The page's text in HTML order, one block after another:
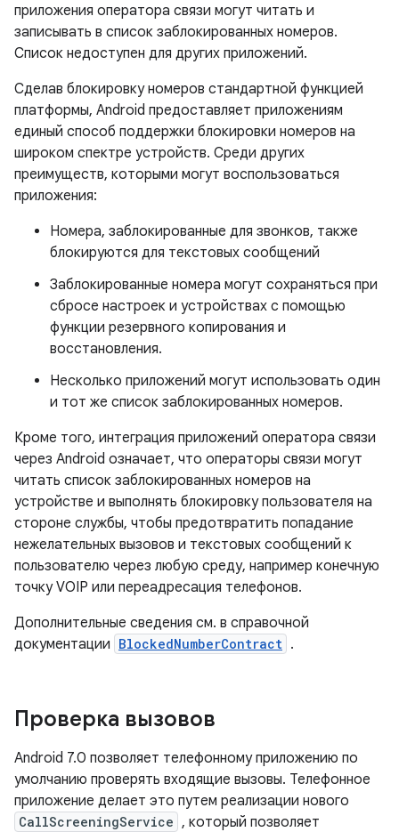
приложения оператора связи могут читать и
записывать в список заблокированных номеров.
Список недоступен для других приложений.
Сделав блокировку номеров стандартной функцией
платформы, Android предоставляет приложениям
единый способ поддержки блокировки номеров на
широком спектре устройств. Среди других
преимуществ, которыми могут воспользоваться
приложения:
Номера, заблокированные для звонков, также
блокируются для текстовых сообщений
Заблокированные номера могут сохраняться при
сбросе настроек и устройствах с помощью
функции резервного копирования и
восстановления.
Несколько приложений могут использовать один
и тот же список заблокированных номеров.
Кроме того, интеграция приложений оператора связи
через Android означает, что операторы связи могут
читать список заблокированных номеров на
устройстве и выполнять блокировку пользователя на
стороне службы, чтобы предотвратить попадание
нежелательных вызовов и текстовых сообщений к
пользователю через любую среду, например конечную
точку VOIP или переадресация телефонов.
Дополнительные сведения см. в справочной
документации BlockedNumberContract .
Проверка вызовов
Android 7.0 позволяет телефонному приложению по
умолчанию проверять входящие вызовы. Телефонное
приложение делает это путем реализации нового
CallScreeningService , который позволяет